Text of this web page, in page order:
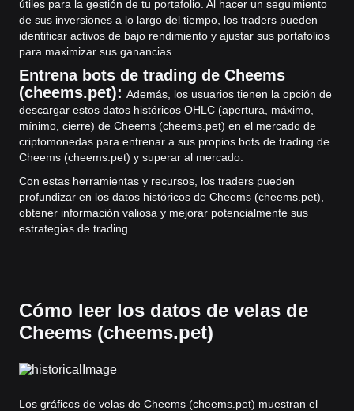
útiles para la gestión de tu portafolio. Al hacer un seguimiento
de sus inversiones a lo largo del tiempo, los traders pueden
identificar activos de bajo rendimiento y ajustar sus portafolios
para maximizar sus ganancias.
Entrena bots de trading de Cheems
(cheems.pet): Además, los usuarios tienen la opción de
descargar estos datos históricos OHLC (apertura, máximo,
mínimo, cierre) de Cheems (cheems.pet) en el mercado de
criptomonedas para entrenar a sus propios bots de trading de
Cheems (cheems.pet) y superar al mercado.
Con estas herramientas y recursos, los traders pueden
profundizar en los datos históricos de Cheems (cheems.pet),
obtener información valiosa y mejorar potencialmente sus
estrategias de trading.
Cómo leer los datos de velas de
Cheems (cheems.pet)
Los gráficos de velas de Cheems (cheems.pet) muestran el